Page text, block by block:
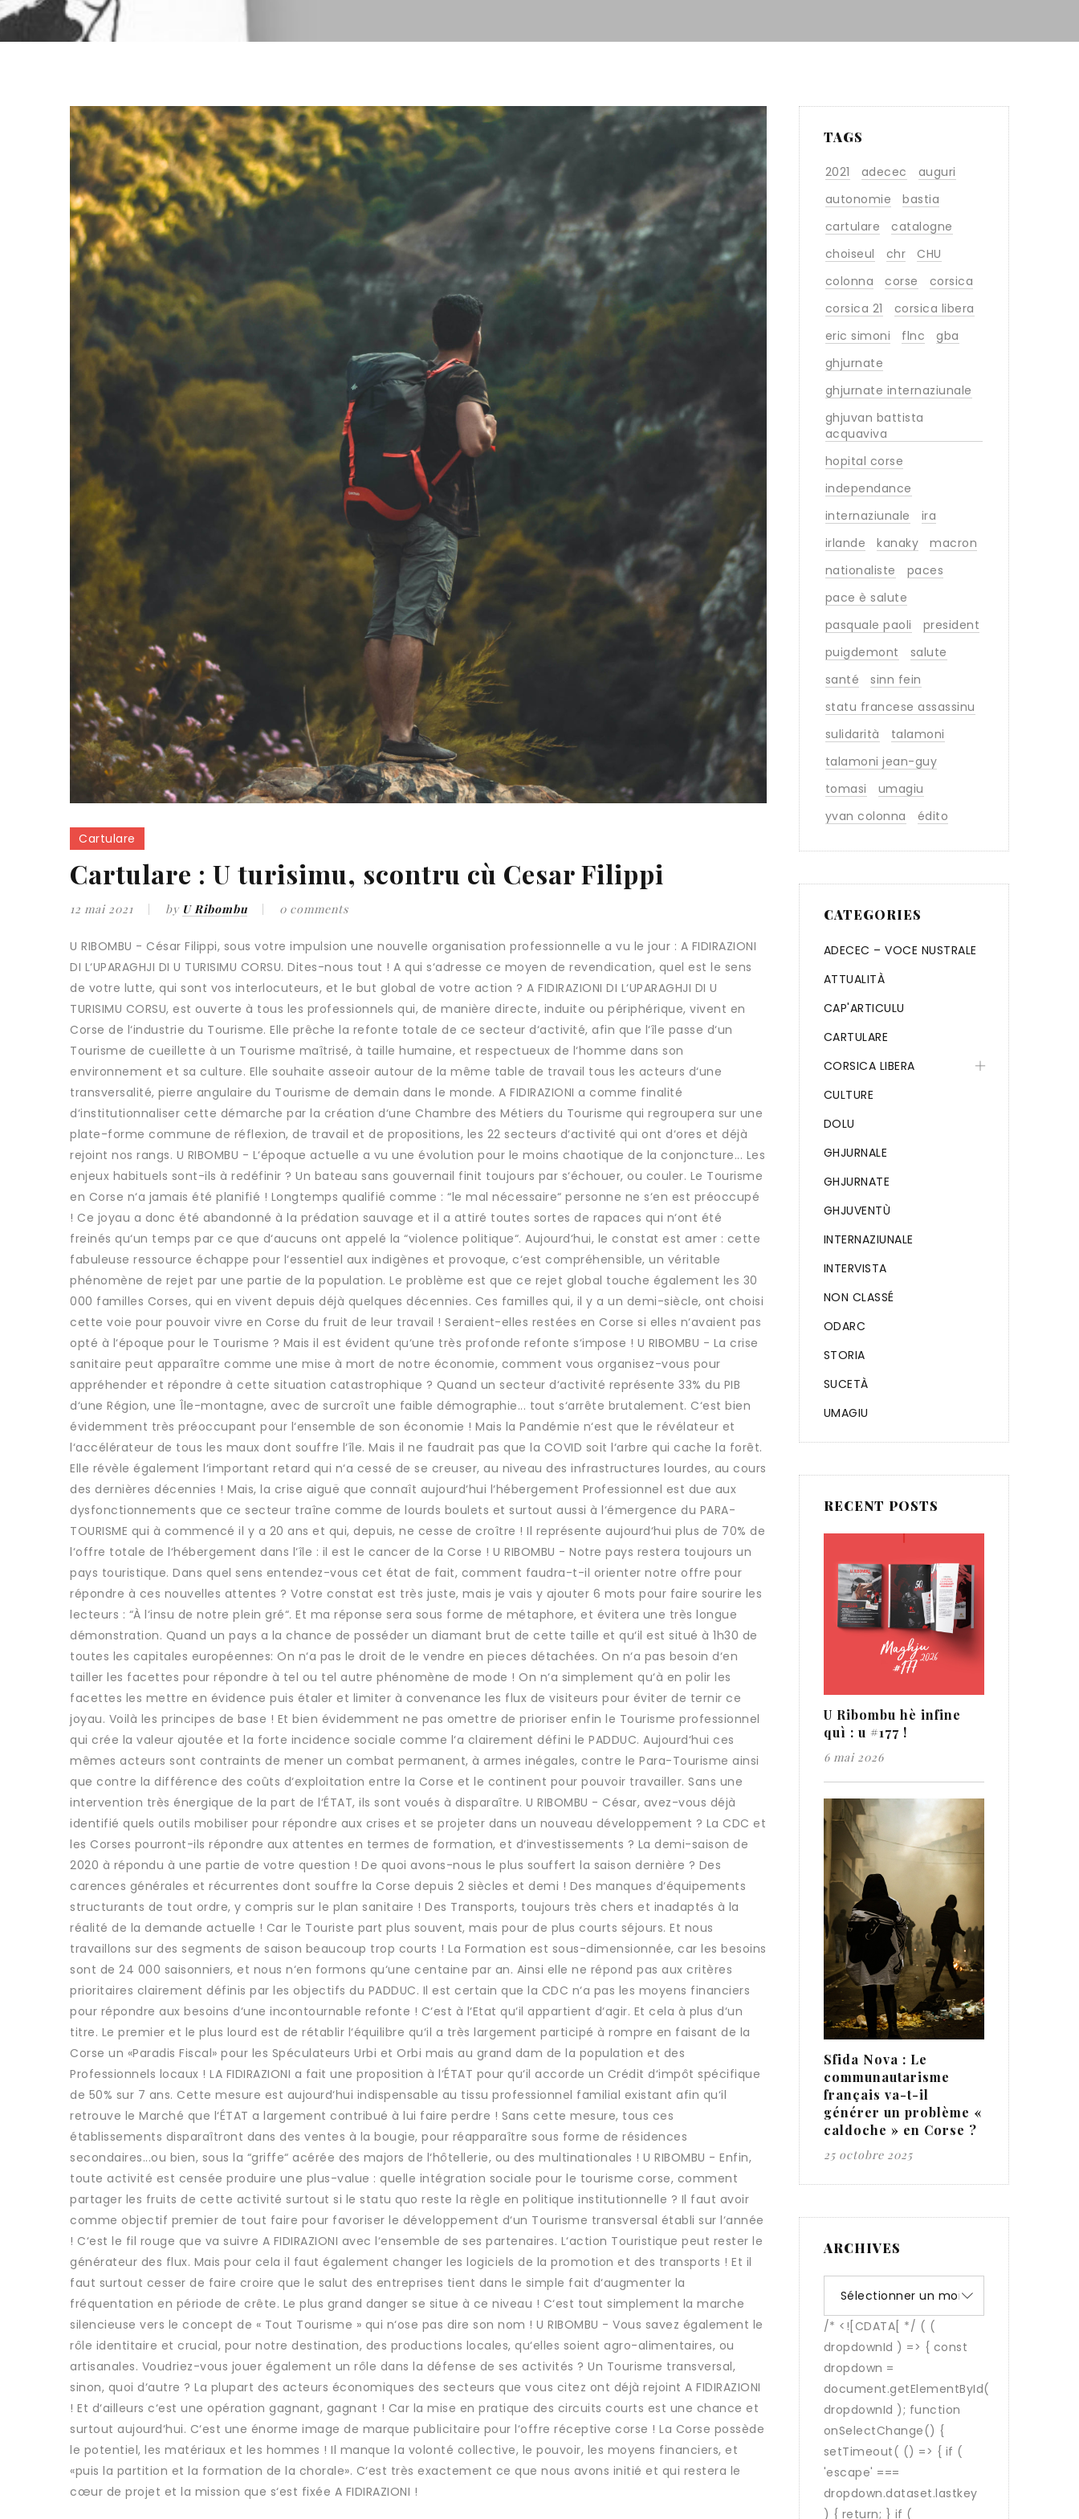
Cartulare
Cartulare : U turisimu, scontru cù Cesar Filippi
12 mai 2021 by U Ribombu 0 comments
U RIBOMBU - César Filippi, sous votre impulsion une nouvelle organisation professionnelle a vu le jour : A FIDIRAZIONI
DI L‘UPARAGHJI DI U TURISIMU CORSU. Dites-nous tout ! A qui s‘adresse ce moyen de revendication, quel est le sens
de votre lutte, qui sont vos interlocuteurs, et le but global de votre action ? A FIDIRAZIONI DI L‘UPARAGHJI DI U
TURISIMU CORSU, est ouverte à tous les professionnels qui, de manière directe, induite ou périphérique, vivent en
Corse de l‘industrie du Tourisme. Elle prêche la refonte totale de ce secteur d‘activité, afin que l‘île passe d‘un
Tourisme de cueillette à un Tourisme maîtrisé, à taille humaine, et respectueux de l‘homme dans son
environnement et sa culture. Elle souhaite asseoir autour de la même table de travail tous les acteurs d‘une
transversalité, pierre angulaire du Tourisme de demain dans le monde. A FIDIRAZIONI a comme finalité
d‘institutionnaliser cette démarche par la création d‘une Chambre des Métiers du Tourisme qui regroupera sur une
plate-forme commune de réflexion, de travail et de propositions, les 22 secteurs d‘activité qui ont d‘ores et déjà
rejoint nos rangs. U RIBOMBU - L‘époque actuelle a vu une évolution pour le moins chaotique de la conjoncture... Les
enjeux habituels sont-ils à redéfinir ? Un bateau sans gouvernail finit toujours par s‘échouer, ou couler. Le Tourisme
en Corse n‘a jamais été planifié ! Longtemps qualifié comme : “le mal nécessaire“ personne ne s‘en est préoccupé
! Ce joyau a donc été abandonné à la prédation sauvage et il a attiré toutes sortes de rapaces qui n‘ont été
freinés qu‘un temps par ce que d‘aucuns ont appelé la “violence politique“. Aujourd‘hui, le constat est amer : cette
fabuleuse ressource échappe pour l‘essentiel aux indigènes et provoque, c‘est compréhensible, un véritable
phénomène de rejet par une partie de la population. Le problème est que ce rejet global touche également les 30
000 familles Corses, qui en vivent depuis déjà quelques décennies. Ces familles qui, il y a un demi-siècle, ont choisi
cette voie pour pouvoir vivre en Corse du fruit de leur travail ! Seraient-elles restées en Corse si elles n‘avaient pas
opté à l‘époque pour le Tourisme ? Mais il est évident qu‘une très profonde refonte s‘impose ! U RIBOMBU - La crise
sanitaire peut apparaître comme une mise à mort de notre économie, comment vous organisez-vous pour
appréhender et répondre à cette situation catastrophique ? Quand un secteur d‘activité représente 33% du PIB
d‘une Région, une Île-montagne, avec de surcroît une faible démographie... tout s‘arrête brutalement. C‘est bien
évidemment très préoccupant pour l‘ensemble de son économie ! Mais la Pandémie n‘est que le révélateur et
l‘accélérateur de tous les maux dont souffre l‘île. Mais il ne faudrait pas que la COVID soit l‘arbre qui cache la forêt.
Elle révèle également l‘important retard qui n‘a cessé de se creuser, au niveau des infrastructures lourdes, au cours
des dernières décennies ! Mais, la crise aiguë que connaît aujourd‘hui l‘hébergement Professionnel est due aux
dysfonctionnements que ce secteur traîne comme de lourds boulets et surtout aussi à l‘émergence du PARA-
TOURISME qui à commencé il y a 20 ans et qui, depuis, ne cesse de croître ! Il représente aujourd‘hui plus de 70% de
l‘offre totale de l‘hébergement dans l‘île : il est le cancer de la Corse ! U RIBOMBU - Notre pays restera toujours un
pays touristique. Dans quel sens entendez-vous cet état de fait, comment faudra-t-il orienter notre offre pour
répondre à ces nouvelles attentes ? Votre constat est très juste, mais je vais y ajouter 6 mots pour faire sourire les
lecteurs : “À l‘insu de notre plein gré“. Et ma réponse sera sous forme de métaphore, et évitera une très longue
démonstration. Quand un pays a la chance de posséder un diamant brut de cette taille et qu‘il est situé à 1h30 de
toutes les capitales européennes: On n‘a pas le droit de le vendre en pieces détachées. On n‘a pas besoin d‘en
tailler les facettes pour répondre à tel ou tel autre phénomène de mode ! On n‘a simplement qu‘à en polir les
facettes les mettre en évidence puis étaler et limiter à convenance les flux de visiteurs pour éviter de ternir ce
joyau. Voilà les principes de base ! Et bien évidemment ne pas omettre de prioriser enfin le Tourisme professionnel
qui crée la valeur ajoutée et la forte incidence sociale comme l‘a clairement défini le PADDUC. Aujourd‘hui ces
mêmes acteurs sont contraints de mener un combat permanent, à armes inégales, contre le Para-Tourisme ainsi
que contre la différence des coûts d‘exploitation entre la Corse et le continent pour pouvoir travailler. Sans une
intervention très énergique de la part de l‘ÉTAT, ils sont voués à disparaître. U RIBOMBU - César, avez-vous déjà
identifié quels outils mobiliser pour répondre aux crises et se projeter dans un nouveau développement ? La CDC et
les Corses pourront-ils répondre aux attentes en termes de formation, et d‘investissements ? La demi-saison de
2020 à répondu à une partie de votre question ! De quoi avons-nous le plus souffert la saison dernière ? Des
carences générales et récurrentes dont souffre la Corse depuis 2 siècles et demi ! Des manques d‘équipements
structurants de tout ordre, y compris sur le plan sanitaire ! Des Transports, toujours très chers et inadaptés à la
réalité de la demande actuelle ! Car le Touriste part plus souvent, mais pour de plus courts séjours. Et nous
travaillons sur des segments de saison beaucoup trop courts ! La Formation est sous-dimensionnée, car les besoins
sont de 24 000 saisonniers, et nous n‘en formons qu‘une centaine par an. Ainsi elle ne répond pas aux critères
prioritaires clairement définis par les objectifs du PADDUC. Il est certain que la CDC n‘a pas les moyens financiers
pour répondre aux besoins d‘une incontournable refonte ! C‘est à l‘Etat qu‘il appartient d‘agir. Et cela à plus d‘un
titre. Le premier et le plus lourd est de rétablir l‘équilibre qu‘il a très largement participé à rompre en faisant de la
Corse un «Paradis Fiscal» pour les Spéculateurs Urbi et Orbi mais au grand dam de la population et des
Professionnels locaux ! LA FIDIRAZIONI a fait une proposition à l‘ÉTAT pour qu‘il accorde un Crédit d‘impôt spécifique
de 50% sur 7 ans. Cette mesure est aujourd‘hui indispensable au tissu professionnel familial existant afin qu‘il
retrouve le Marché que l‘ÉTAT a largement contribué à lui faire perdre ! Sans cette mesure, tous ces
établissements disparaîtront dans des ventes à la bougie, pour réapparaître sous forme de résidences
secondaires...ou bien, sous la “griffe“ acérée des majors de l‘hôtellerie, ou des multinationales ! U RIBOMBU - Enfin,
toute activité est censée produire une plus-value : quelle intégration sociale pour le tourisme corse, comment
partager les fruits de cette activité surtout si le statu quo reste la règle en politique institutionnelle ? Il faut avoir
comme objectif premier de tout faire pour favoriser le développement d‘un Tourisme transversal établi sur l‘année
! C‘est le fil rouge que va suivre A FIDIRAZIONI avec l‘ensemble de ses partenaires. L‘action Touristique peut rester le
générateur des flux. Mais pour cela il faut également changer les logiciels de la promotion et des transports ! Et il
faut surtout cesser de faire croire que le salut des entreprises tient dans le simple fait d‘augmenter la
fréquentation en période de crête. Le plus grand danger se situe à ce niveau ! C‘est tout simplement la marche
silencieuse vers le concept de « Tout Tourisme » qui n‘ose pas dire son nom ! U RIBOMBU - Vous savez également le
rôle identitaire et crucial, pour notre destination, des productions locales, qu‘elles soient agro-alimentaires, ou
artisanales. Voudriez-vous jouer également un rôle dans la défense de ses activités ? Un Tourisme transversal,
sinon, quoi d‘autre ? La plupart des acteurs économiques des secteurs que vous citez ont déjà rejoint A FIDIRAZIONI
! Et d‘ailleurs c‘est une opération gagnant, gagnant ! Car la mise en pratique des circuits courts est une chance et
surtout aujourd‘hui. C‘est une énorme image de marque publicitaire pour l‘offre réceptive corse ! La Corse possède
le potentiel, les matériaux et les hommes ! Il manque la volonté collective, le pouvoir, les moyens financiers, et
«puis la partition et la formation de la chorale». C‘est très exactement ce que nous avons initié et qui restera le
cœur de projet et la mission que s‘est fixée A FIDIRAZIONI !
TAGS
2021 adecec
auguri
autonomie
bastia
cartulare
catalogne
choiseul
chr
CHU
colonna
corse
corsica
corsica 21
corsica libera
eric simoni
flnc
gba
ghjurnate
ghjurnate internaziunale
ghjuvan battista
acquaviva
hopital corse
independance
internaziunale
ira
irlande
kanaky
macron
nationaliste
paces
pace è salute
pasquale paoli
president
puigdemont
salute
santé
sinn fein
statu francese assassinu
sulidarità
talamoni
talamoni jean-guy
tomasi
umagiu
yvan colonna
édito
CATEGORIES
ADECEC – VOCE NUSTRALE
ATTUALITÀ
CAP'ARTICULU
CARTULARE
CORSICA LIBERA
CULTURE
DOLU
GHJURNALE
GHJURNATE
GHJUVENTÙ
INTERNAZIUNALE
INTERVISTA
NON CLASSÉ
ODARC
STORIA
SUCETÀ
UMAGIU
RECENT POSTS
U Ribombu hè infine
quì : u #177 !
6 mai 2026
Sfida Nova : Le
communautarisme
français va-t-il
générer un problème «
caldoche » en Corse ?
25 octobre 2025
ARCHIVES